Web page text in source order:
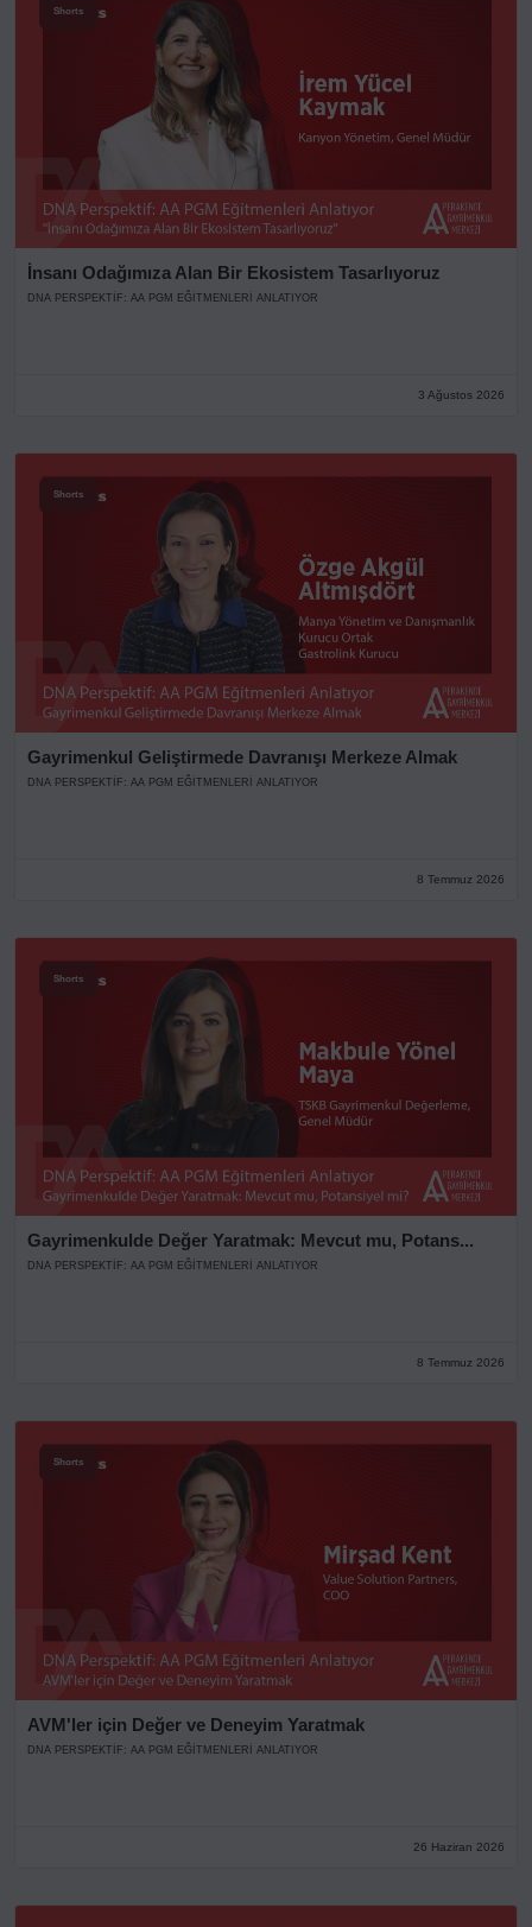
Shorts
İnsanı Odağımıza Alan Bir Ekosistem Tasarlıyoruz
DNA PERSPEKTIF: AA PGM EĞITMENLERI ANLATIYOR
3 Ağustos 2026
Shorts
Gayrimenkul Geliştirmede Davranışı Merkeze Almak
DNA PERSPEKTIF: AA PGM EĞITMENLERI ANLATIYOR
8 Temmuz 2026
Shorts
Gayrimenkulde Değer Yaratmak: Mevcut mu, Potans...
DNA PERSPEKTIF: AA PGM EĞITMENLERI ANLATIYOR
8 Temmuz 2026
Shorts
AVM'ler için Değer ve Deneyim Yaratmak
DNA PERSPEKTIF: AA PGM EĞITMENLERI ANLATIYOR
26 Haziran 2026